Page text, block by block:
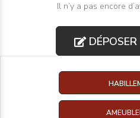
Il n’y a pas encore